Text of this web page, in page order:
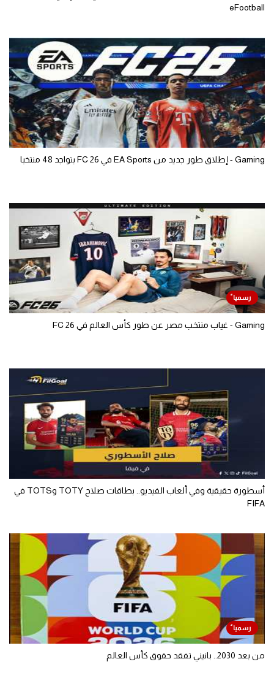
eFootball
Gaming - إطلاق طور جديد من EA Sports في FC 26 بتواجد 48 منتخبا
Gaming - غياب منتخب مصر عن طور كأس العالم في FC 26
أسطورة حقيقية وفي ألعاب الفيديو.. بطاقات صلاح TOTY وTOTS في
FIFA
من بعد 2030.. بانيني تفقد حقوق كأس العالم